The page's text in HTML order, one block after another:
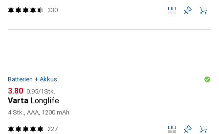
330
Batterien + Akkus
CHF
3.80 CHF
0.95/1Stk.
Varta Longlife
4 Stk., AAA, 1200 mAh
227